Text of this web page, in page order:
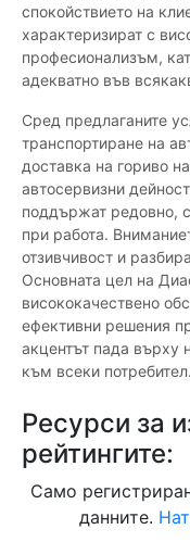
спокойствието на
характеризират с
професионализъм,
адекватно във
Сред предлаганите
транспортиране на
доставка на гориво
автосервизни
поддържат редовно,
при работа.
отзивчивост и
Основната цел на
висококачествено
ефективни решения
акцентът пада върху
към всеки потребител.
Ресурси за
рейтингите:
Само
данните.